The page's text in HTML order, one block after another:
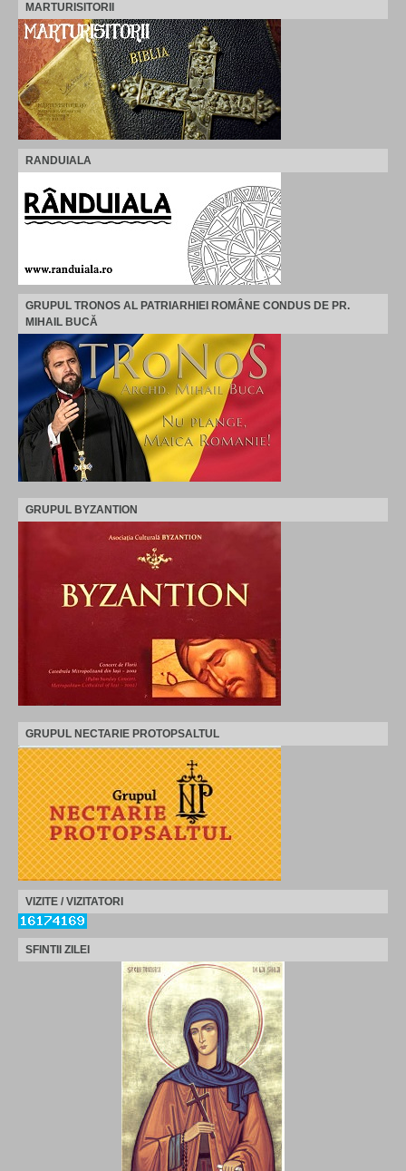
MARTURISITORII
RANDUIALA
GRUPUL TRONOS AL PATRIARHIEI ROMÂNE CONDUS DE PR.
MIHAIL BUCĂ
GRUPUL BYZANTION
GRUPUL NECTARIE PROTOPSALTUL
VIZITE / VIZITATORI
SFINTII ZILEI